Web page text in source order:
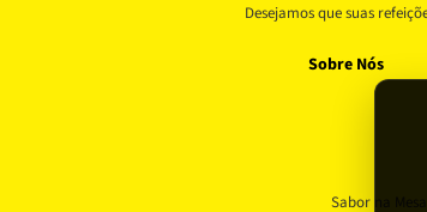
Desejamos que suas
Sobre Nós
Sabor na